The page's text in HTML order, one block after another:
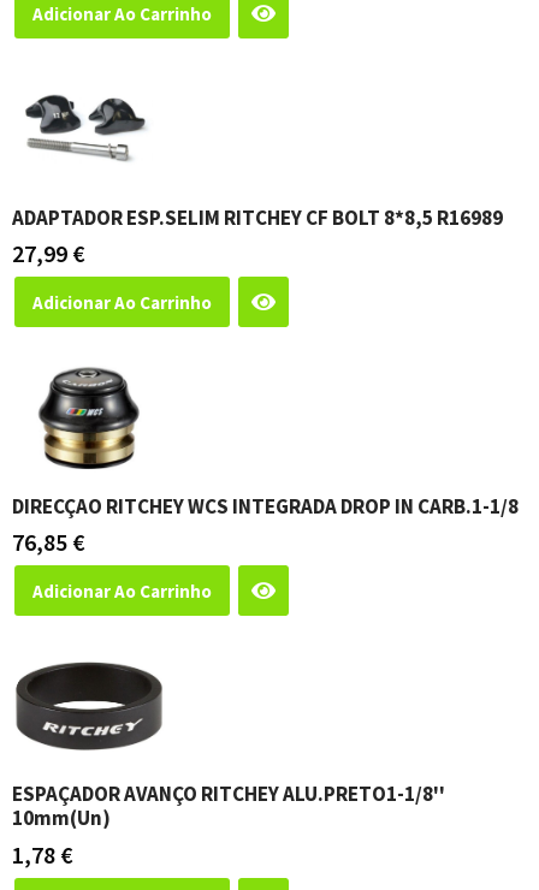
Adicionar Ao Carrinho
ADAPTADOR ESP.SELIM RITCHEY CF BOLT 8*8,5 R16989
27,99 €
Adicionar Ao Carrinho
DIRECÇAO RITCHEY WCS INTEGRADA DROP IN CARB.1-1/8
76,85 €
Adicionar Ao Carrinho
ESPAÇADOR AVANÇO RITCHEY ALU.PRETO1-1/8''
10mm(un)
1,78 €